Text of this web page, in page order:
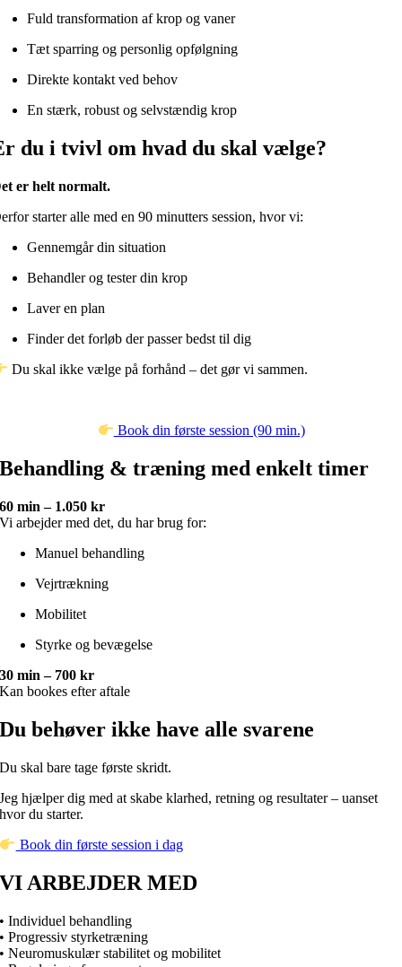
Fuld transformation af krop og vaner
Tæt sparring og personlig opfølgning
Direkte kontakt ved behov
En stærk, robust og selvstændig krop
du i tvivl om hvad du skal vælge?
er helt normalt.
starter alle med en 90 minutters session, hvor vi:
Gennemgår din situation
Behandler og tester din krop
Laver en plan
Finder det forløb der passer bedst til dig
Du skal ikke vælge på forhånd – det gør vi sammen.
Book din første session (90 min.)
Behandling & træning med enkelt timer
60 min – 1.050 kr
Vi arbejder med det, du har brug for:
Manuel behandling
Vejrtrækning
Mobilitet
Styrke og bevægelse
30 min – 700 kr
Kan bookes efter aftale
Du behøver ikke have alle svarene
Du skal bare tage første skridt.
Jeg hjælper dig med at skabe klarhed, retning og resultater – uanset
hvor du starter.
Book din første session i dag
VI ARBEJDER MED
• Individuel behandling
• Progressiv styrketræning
• Neuromuskulær stabilitet og mobilitet